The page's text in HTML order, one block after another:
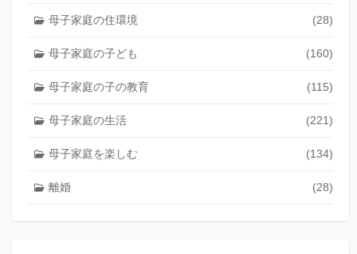
母子家庭の住環境 (28)
母子家庭の子ども (160)
母子家庭の子の教育 (115)
母子家庭の生活 (221)
母子家庭を楽しむ (134)
離婚 (28)